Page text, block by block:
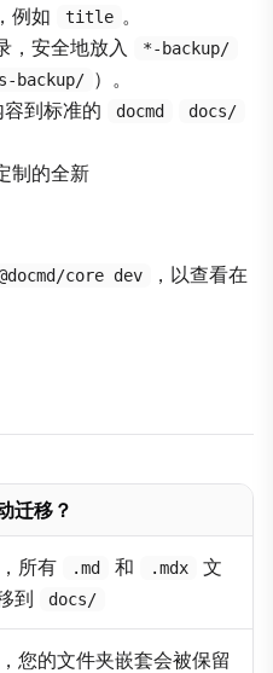
例如 title 。
，安全地放入 *-backup/
backup/ ）。
到标准的 docmd docs/
制的全新
core dev ，以查看在
迁移？
所有 .md 和 .mdx
文
到
docs/
您的文件夹嵌套会被保留